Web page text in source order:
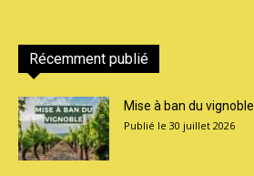
Récemment publié
Mise à ban du vignoble
30 juillet 2026